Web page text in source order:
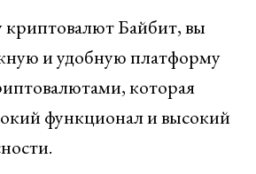
Байбит, вы
и удобную платформу
которая
функционал и высокий